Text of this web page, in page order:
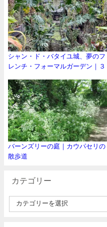
シャン・ド・バタイユ城、夢のフ
レンチ・フォーマルガーデン｜３
バーンズリーの庭｜カウパセリの
散歩道
カテゴリー